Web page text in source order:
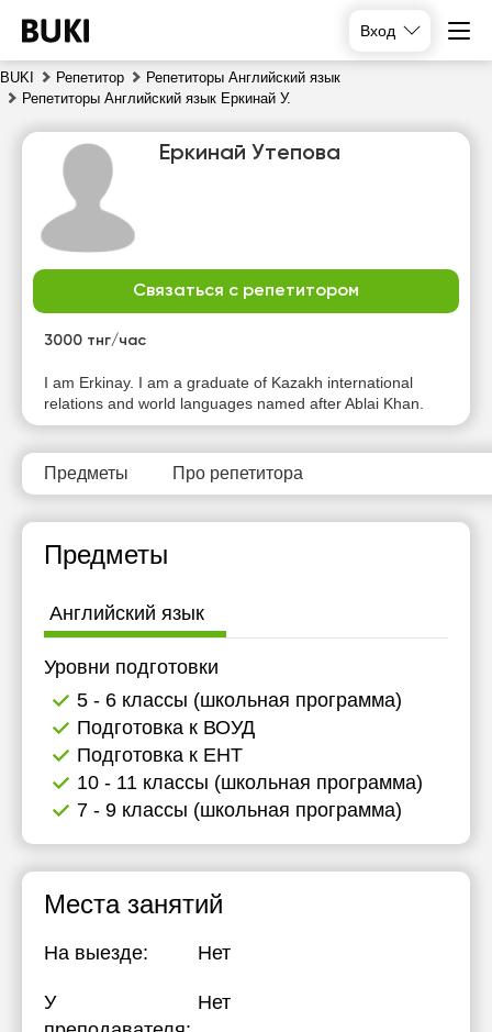
Вход
BUKI Репетитор
Репетиторы Английский язык
Репетиторы Английский язык Еркинай У.
Еркинай Утепова
Связаться с репетитором
3000 тнг/час
I am Erkinay. I am a graduate of Kazakh international
relations and world languages named after Ablai Khan.
Предметы Про репетитора
Предметы
Английский язык
Уровни подготовки
5 - 6 классы (школьная программа)
Подготовка к ВОУД
Подготовка к ЕНТ
10 - 11 классы (школьная программа)
7 - 9 классы (школьная программа)
Места занятий
На выезде: Нет
У
Нет
вс
пн
Нет
свободных
Нет
свободных
Нет
свободных
Нет
свободных